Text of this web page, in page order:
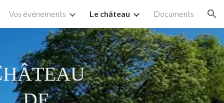
Vos événements Le château Documents
HÂTEAU